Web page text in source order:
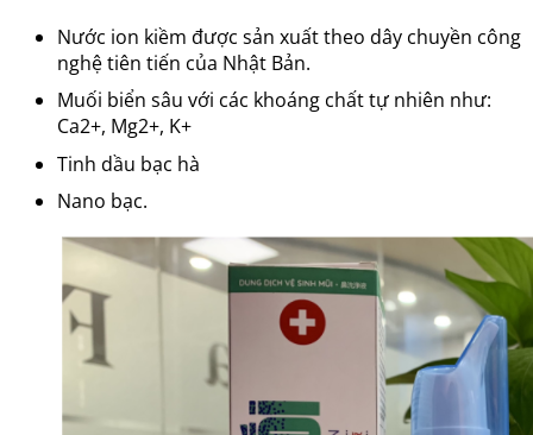
Nước ion kiềm được sản xuất theo dây chuyền công
nghệ tiên tiến của Nhật Bản.
Muối biển sâu với các khoáng chất tự nhiên như:
Ca2+, Mg2+, K+
Tinh dầu bạc hà
Nano bạc.